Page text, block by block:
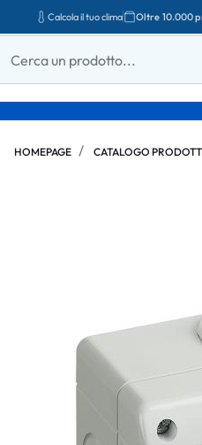
Calcola il tuo clima Oltre 10.000
HOMEPAGE CATALOGO